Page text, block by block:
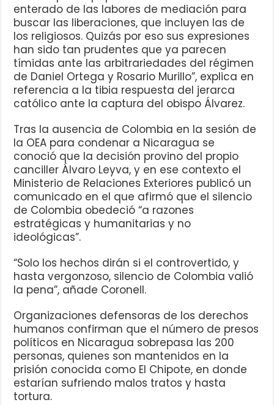
enterado de las labores de mediación para
buscar las liberaciones, que incluyen las de
los religiosos. Quizás por eso sus expresiones
han sido tan prudentes que ya parecen
tímidas ante las arbitrariedades del régimen
de Daniel Ortega y Rosario Murillo”, explica en
referencia a la tibia respuesta del jerarca
católico ante la captura del obispo Álvarez.
Tras la ausencia de Colombia en la sesión de
la OEA para condenar a Nicaragua se
conoció que la decisión provino del propio
canciller Álvaro Leyva, y en ese contexto el
Ministerio de Relaciones Exteriores publicó un
comunicado en el que afirmó que el silencio
de Colombia obedeció “a razones
estratégicas y humanitarias y no
ideológicas”.
“Solo los hechos dirán si el controvertido, y
hasta vergonzoso, silencio de Colombia valió
la pena”, añade Coronell.
Organizaciones defensoras de los derechos
humanos confirman que el número de presos
políticos en Nicaragua sobrepasa las 200
personas, quienes son mantenidos en la
prisión conocida como El Chipote, en donde
estarían sufriendo malos tratos y hasta
tortura.